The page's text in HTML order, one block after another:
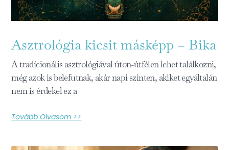
Asztrológia kicsit másképp – Bika
A tradícionális asztrológiával úton-útfélen lehet találkozni,
még azok is belefutnak, akár napi szinten, akiket egyáltalán
nem is érdekel ez a
Tovább Olvasom >>